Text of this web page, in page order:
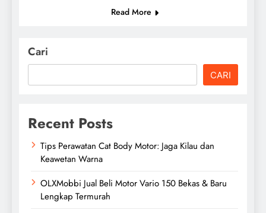
Read More
Cari
CARI
Recent Posts
Tips Perawatan Cat Body Motor: Jaga Kilau dan
Keawetan Warna
OLXMobbi Jual Beli Motor Vario 150 Bekas & Baru
Lengkap Termurah